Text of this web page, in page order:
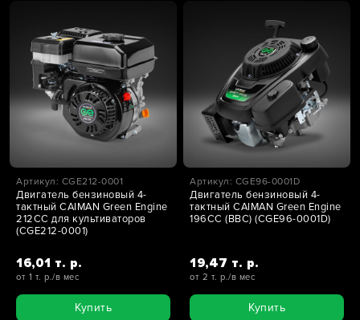
Артикул: CGE212-0001
Двигатель бензиновый 4-
тактный CAIMAN Green Engine
212CC для культиваторов
(CGE212-0001)
16,01 т. р.
от 1 т. р./в мес
Купить
Артикул: CGE96-0001D
Двигатель бензиновый 4-
тактный CAIMAN Green Engine
196CC (BBC) (CGE96-0001D)
19,47 т. р.
от 2 т. р./в мес
Купить